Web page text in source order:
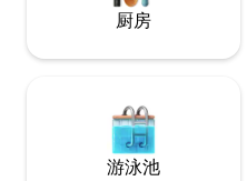
厨房
游泳池